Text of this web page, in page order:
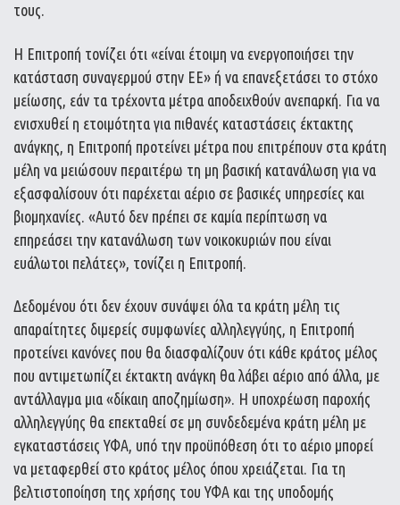
τους.
Η Επιτροπή τονίζει ότι «είναι έτοιμη να ενεργοποιήσει την
κατάσταση συναγερμού στην ΕΕ» ή να επανεξετάσει το στόχο
μείωσης, εάν τα τρέχοντα μέτρα αποδειχθούν ανεπαρκή. Για να
ενισχυθεί η ετοιμότητα για πιθανές καταστάσεις έκτακτης
ανάγκης, η Επιτροπή προτείνει μέτρα που επιτρέπουν στα κράτη
μέλη να μειώσουν περαιτέρω τη μη βασική κατανάλωση για να
εξασφαλίσουν ότι παρέχεται αέριο σε βασικές υπηρεσίες και
βιομηχανίες. «Αυτό δεν πρέπει σε καμία περίπτωση να
επηρεάσει την κατανάλωση των νοικοκυριών που είναι
ευάλωτοι πελάτες», τονίζει η Επιτροπή.
Δεδομένου ότι δεν έχουν συνάψει όλα τα κράτη μέλη τις
απαραίτητες διμερείς συμφωνίες αλληλεγγύης, η Επιτροπή
προτείνει κανόνες που θα διασφαλίζουν ότι κάθε κράτος μέλος
που αντιμετωπίζει έκτακτη ανάγκη θα λάβει αέριο από άλλα, με
αντάλλαγμα μια «δίκαιη αποζημίωση». Η υποχρέωση παροχής
αλληλεγγύης θα επεκταθεί σε μη συνδεδεμένα κράτη μέλη με
εγκαταστάσεις ΥΦΑ, υπό την προϋπόθεση ότι το αέριο μπορεί
να μεταφερθεί στο κράτος μέλος όπου χρειάζεται. Για τη
βελτιστοποίηση της χρήσης του ΥΦΑ και της υποδομής